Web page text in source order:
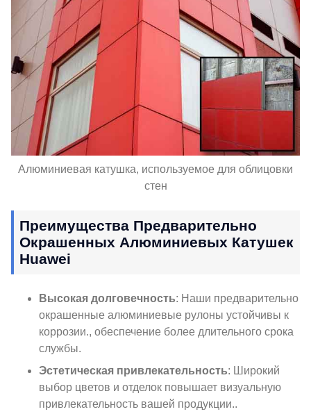
Алюминиевая катушка, используемое для облицовки
стен
Преимущества Предварительно
Окрашенных Алюминиевых Катушек
Huawei
Высокая долговечность: Наши предварительно
окрашенные алюминиевые рулоны устойчивы к
коррозии., обеспечение более длительного срока
службы.
Эстетическая привлекательность: Широкий
выбор цветов и отделок повышает визуальную
привлекательность вашей продукции..